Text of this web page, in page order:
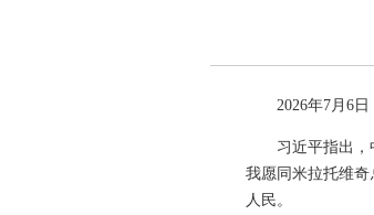
2026年7月6
习近平指出
我愿同米拉托维
人民。